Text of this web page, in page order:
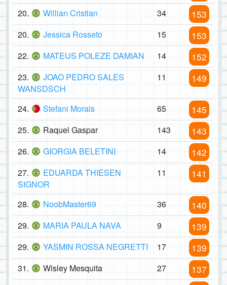
20. Willian Cristian 34 153
20. Jessica Rosseto 15 153
22. MATEUS POLEZE DAMIAN 14 152
23.
JOAO PEDRO SALES
WANSDSCH
11 149
24. Stefani Morais 65 145
25. Raquel Gaspar 143 143
26. GIORGIA BELETINI 14 142
27.
EDUARDA THIESEN
SIGNOR
11 141
28. NoobMaster69 36 140
29. MARIA PAULA NAVA 9 139
29. YASMIN ROSSA NEGRETTI 17 139
31. Wisley Mesquita 27 137